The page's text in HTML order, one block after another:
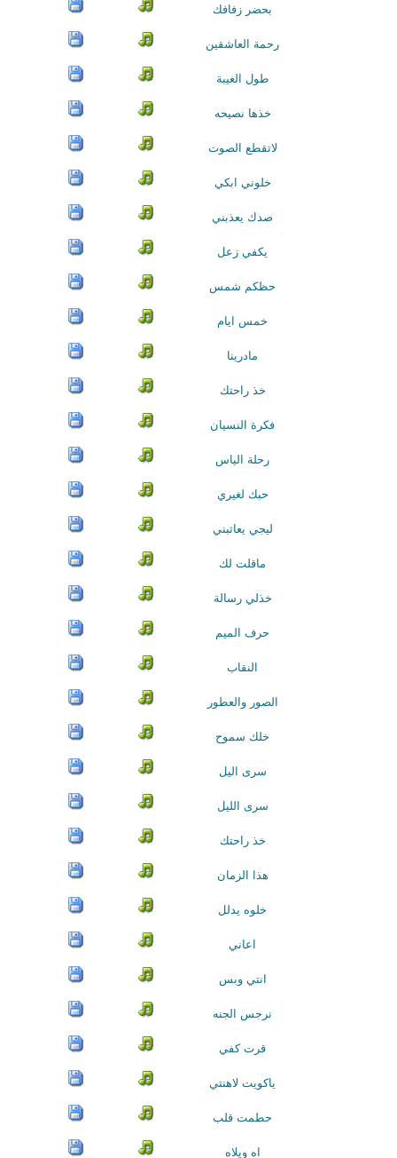
بحضر زفافك
رحمة العاشقين
طول الغيبة
خذها نصيحه
لاتقطع الصوت
خلوني ابكي
صدك يعذبني
يكفي زعل
حظكم شمس
خمس ايام
مادرينا
خذ راحتك
فكرة النسيان
رحلة الياس
حبك لغيري
ليجي يعاتبني
ماقلت لك
خذلي رسالة
حرف الميم
النقاب
الصور والعطور
خلك سموح
سرى اليل
سرى الليل
خذ راحتك
هذا الزمان
خلوه يدلل
اعاني
انتي وبس
نرجس الجنه
قرت كفي
ياكويت لاهنتي
حطمت قلب
اه ويلاه